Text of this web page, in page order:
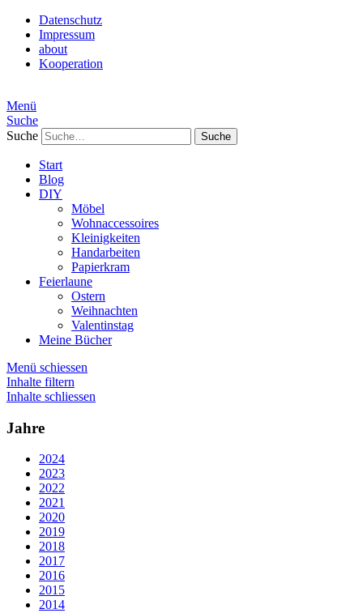
Datenschutz
Impressum
about
Kooperation
Menü
Suche
Suche
Start
Blog
DIY
Möbel
Wohnaccessoires
Kleinigkeiten
Handarbeiten
Papierkram
Feierlaune
Ostern
Weihnachten
Valentinstag
Meine Bücher
Menü schiessen
Inhalte filtern
Inhalte schliessen
Jahre
2024
2023
2022
2021
2020
2019
2018
2017
2016
2015
2014